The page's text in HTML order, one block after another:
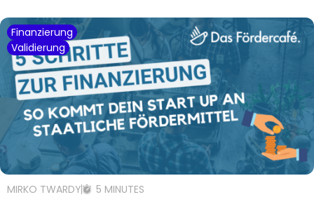
Finanzierung
Validierung
MIRKO TWARDY 5 MINUTES